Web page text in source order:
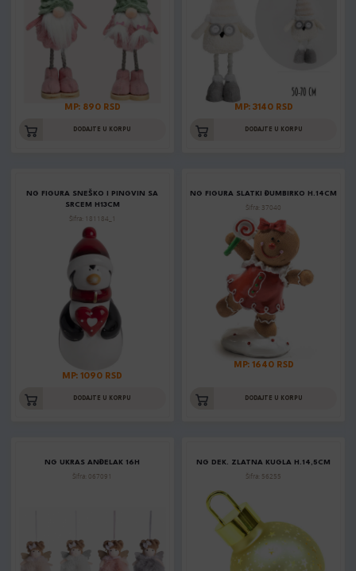
MP: 890 RSD
DODAJTE U KORPU
MP: 3140 RSD
DODAJTE U KORPU
NG FIGURA SNEŠKO I PINGVIN SA
SRCEM H13CM
Šifra: 181184_1
MP: 1090 RSD
DODAJTE U KORPU
NG FIGURA SLATKI ĐUMBIRKO H.14CM
Šifra: 37040
MP: 1640 RSD
DODAJTE U KORPU
NG UKRAS ANĐELAK 16H
Šifra: 067091
NG DEK. ZLATNA KUGLA H.14,5CM
Šifra: 56255